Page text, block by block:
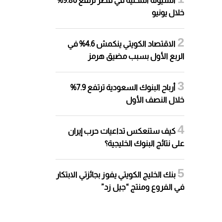
خلال يونيو
الاقتصاد الكويتي ينكمش 4.6% في
الربع الأول بسبب مضيق هرمز
أرباح البنوك السعودية ترتفع 7.9%
خلال النصف الأول
كيف ستنعكس تداعيات حرب إيران
على نتائج البنوك الخليجية؟
بنك الخليج الكويتي يفوز بجائزتي الابتكار
في الفروع ومنتج “جيل زد”